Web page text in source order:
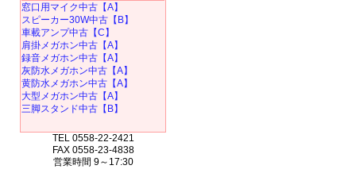
窓口用マイク中古【A】
スピーカー30W中古【B】
車載アンプ中古【C】
肩掛メガホン中古【A】
録音メガホン中古【A】
灰防水メガホン中古【A】
黄防水メガホン中古【A】
大型メガホン中古【A】
三脚スタンド中古【B】
TEL 0558-22-2421
FAX 0558-23-4838
営業時間 9～17:30